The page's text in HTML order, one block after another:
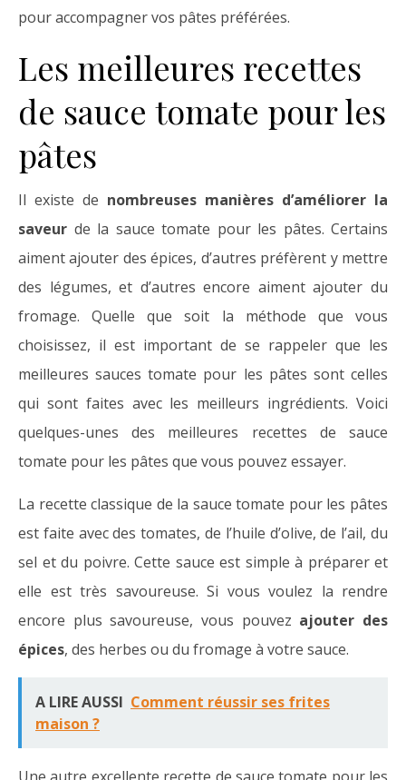
pour accompagner vos pâtes préférées.
Les meilleures recettes
de sauce tomate pour les
pâtes
Il existe de nombreuses manières d’améliorer la
saveur de la sauce tomate pour les pâtes. Certains
aiment ajouter des épices, d’autres préfèrent y mettre
des légumes, et d’autres encore aiment ajouter du
fromage. Quelle que soit la méthode que vous
choisissez, il est important de se rappeler que les
meilleures sauces tomate pour les pâtes sont celles
qui sont faites avec les meilleurs ingrédients. Voici
quelques-unes des meilleures recettes de sauce
tomate pour les pâtes que vous pouvez essayer.
La recette classique de la sauce tomate pour les pâtes
est faite avec des tomates, de l’huile d’olive, de l’ail, du
sel et du poivre. Cette sauce est simple à préparer et
elle est très savoureuse. Si vous voulez la rendre
encore plus savoureuse, vous pouvez ajouter des
épices, des herbes ou du fromage à votre sauce.
A LIRE AUSSI Comment réussir ses frites
maison ?